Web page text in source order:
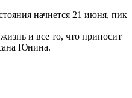
начнется 21 июня, пик
и все то, что приносит
Юнина.